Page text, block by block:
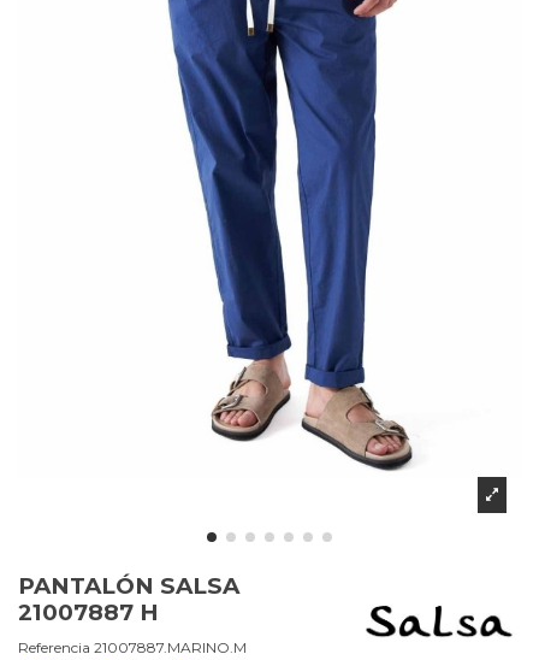
PANTALÓN SALSA
21007887 H
Referencia 21007887.MARINO.M